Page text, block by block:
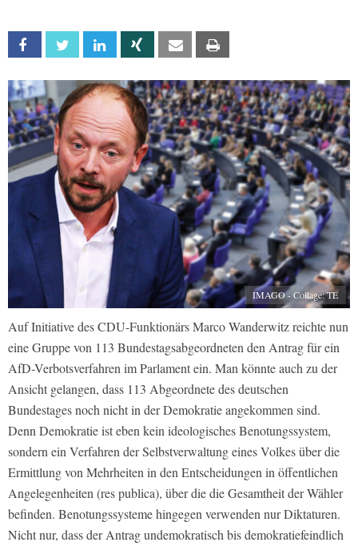
Facebook Twitter Linkedin Xing Email
IMAGO - Collage: TE
Auf Initiative des CDU-Funktionärs Marco Wanderwitz reichte nun
eine Gruppe von 113 Bundestagsabgeordneten den Antrag für ein
AfD-Verbotsverfahren im Parlament ein. Man könnte auch zu der
Ansicht gelangen, dass 113 Abgeordnete des deutschen
Bundestages noch nicht in der Demokratie angekommen sind.
Denn Demokratie ist eben kein ideologisches Benotungssystem,
sondern ein Verfahren der Selbstverwaltung eines Volkes über die
Ermittlung von Mehrheiten in den Entscheidungen in öffentlichen
Angelegenheiten (res publica), über die die Gesamtheit der Wähler
befinden. Benotungssysteme hingegen verwenden nur Diktaturen.
Nicht nur, dass der Antrag undemokratisch bis demokratiefeindlich